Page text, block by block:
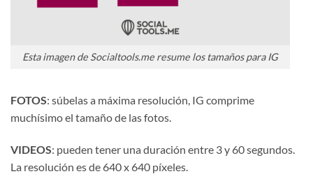
Esta imagen de Socialtools.me resume los tamaños para IG
FOTOS: súbelas a máxima resolución, IG comprime
muchísimo el tamaño de las fotos.
VIDEOS: pueden tener una duración entre 3 y 60 segundos.
La resolución es de 640 x 640 píxeles.